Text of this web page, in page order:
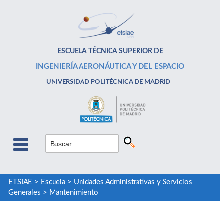
ESCUELA TÉCNICA SUPERIOR DE
INGENIERÍA AERONÁUTICA Y DEL ESPACIO
UNIVERSIDAD POLITÉCNICA DE MADRID
ETSIAE > Escuela> Unidades Administrativas y Servicios
Generales > Mantenimiento